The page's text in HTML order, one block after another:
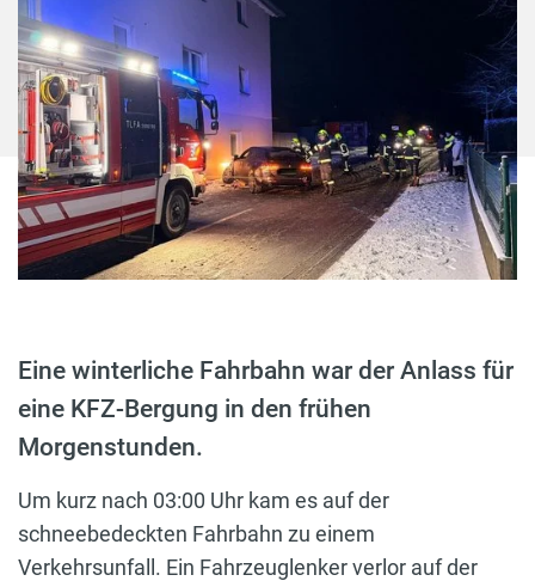
Eine winterliche Fahrbahn war der Anlass für
eine KFZ-Bergung in den frühen
Morgenstunden.
Um kurz nach 03:00 Uhr kam es auf der
schneebedeckten Fahrbahn zu einem
Verkehrsunfall. Ein Fahrzeuglenker verlor auf der